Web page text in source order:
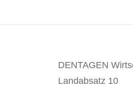
DENTAGEN
Landabsatz 10